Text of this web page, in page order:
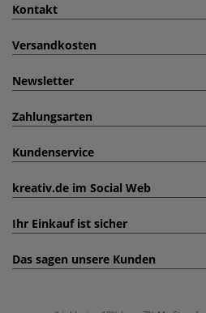
Kontakt
Versandkosten
Newsletter
Zahlungsarten
Kundenservice
kreativ.de im Social Web
Ihr Einkauf ist sicher
Das sagen unsere Kunden